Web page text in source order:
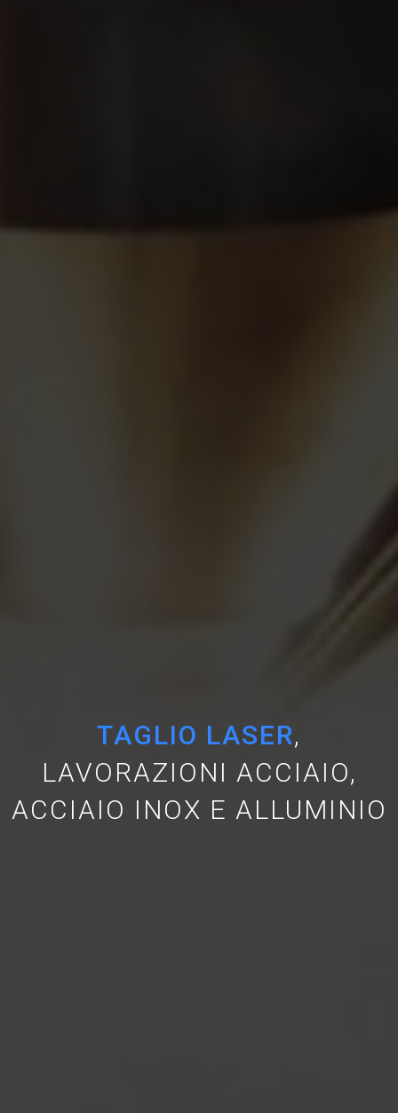
TAGLIO LASER,
LAVORAZIONI ACCIAIO,
ACCIAIO INOX E ALLUMINIO